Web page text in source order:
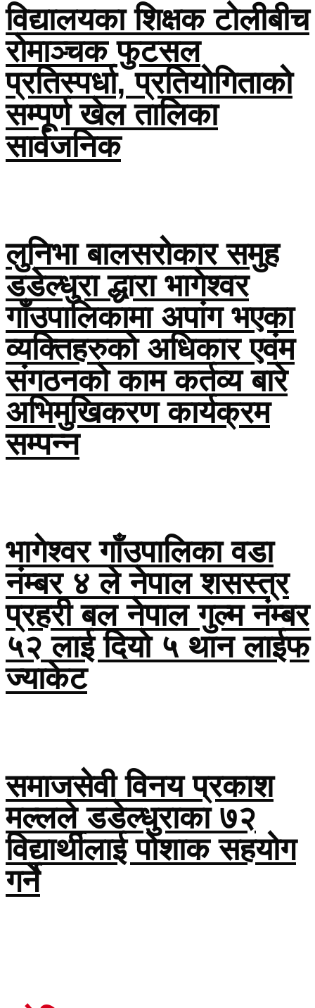
विद्यालयका शिक्षक टोलीबीच
रोमाञ्चक फुटसल
प्रतिस्पर्धा, प्रतियोगिताको
सम्पूर्ण खेल तालिका
सार्वजनिक
लुनिभा बालसरोकार समुह
डडेल्धुरा द्धारा भागेश्वर
गाँउपालिकामा अपांग भएका
व्यक्तिहरुको अधिकार एवंम
संगठनको काम कर्तव्य बारे
अभिमुखिकरण कार्यक्रम
सम्पन्न
भागेश्वर गाँउपालिका वडा
नंम्बर ४ ले नेपाल शसस्त्र
प्रहरी बल नेपाल गुल्म नंम्बर
५२ लाई दियो ५ थान लाईफ
ज्याकेट
समाजसेवी विनय प्रकाश
मल्लले डडेल्धुराका ७२
विद्यार्थीलाई पोशाक सहयोग
गर्ने